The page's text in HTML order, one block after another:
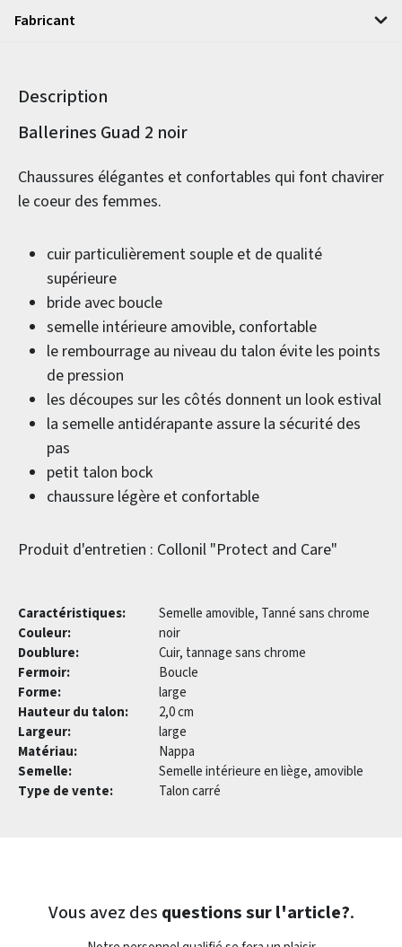
Fabricant
Description
Informations sur le produit
Ballerines Guad 2 noir
Chaussures élégantes et confortables qui font chavirer
le coeur des femmes.
cuir particulièrement souple et de qualité
supérieure
bride avec boucle
semelle intérieure amovible, confortable
le rembourrage au niveau du talon évite les points
de pression
les découpes sur les côtés donnent un look estival
la semelle antidérapante assure la sécurité des
pas
petit talon bock
chaussure légère et confortable
Produit d'entretien : Collonil "Protect and Care"
Caractéristiques:
Semelle amovible, Tanné sans chrome
Couleur:
noir
Doublure:
Cuir, tannage sans chrome
Fermoir:
Boucle
Forme:
large
Hauteur du talon:
2,0 cm
Largeur:
large
Matériau:
Nappa
Semelle:
Semelle intérieure en liège, amovible
Type de vente:
Talon carré
Vous avez des questions sur l'article?.